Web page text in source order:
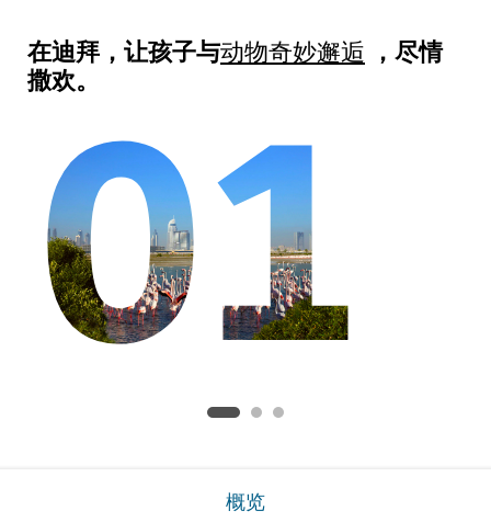
在迪拜，让孩子与动物奇妙邂逅 ，尽情
撒欢。
01
概览